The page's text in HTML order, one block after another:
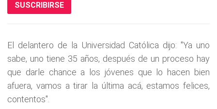
SUSCRIBIRSE
El delantero de la Universidad Católica dijo: "Ya uno
sabe, uno tiene 35 años, después de un proceso hay
que darle chance a los jóvenes que lo hacen bien
afuera, vamos a tirar la última acá, estamos felices,
contentos".